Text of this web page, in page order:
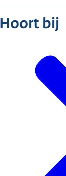
Hoort bij